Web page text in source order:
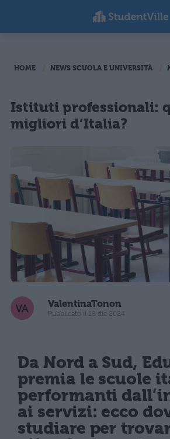
HOME NEWS SCUOLA E UNIVERSITÀ
Istituti professionali:
migliori d’Italia?
ValentinaTonon
Pubblicato il 18 dic 2024
Da Nord a Sud,
premia le scuole
performanti
ai servizi: ecco
studiare per